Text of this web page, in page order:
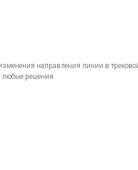
направления линии в
любые решения.